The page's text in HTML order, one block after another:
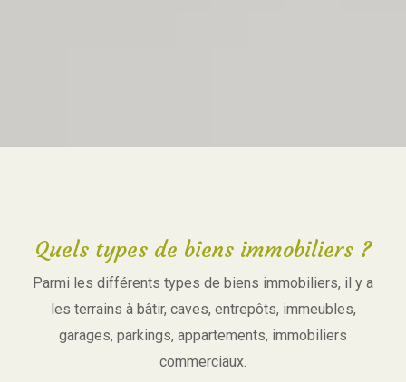
Quels types de biens immobiliers ?
Parmi les différents types de biens immobiliers, il y a
les terrains à bâtir, caves, entrepôts, immeubles,
garages, parkings, appartements, immobiliers
commerciaux.